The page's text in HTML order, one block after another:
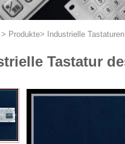
> Produkte> Industrielle
Tastatur